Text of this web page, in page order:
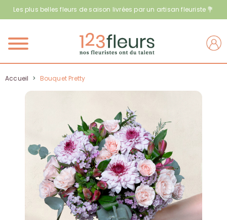
Les plus belles fleurs de saison livrées par un artisan fleuriste 💐
Menu
Accueil > Bouquet Pretty